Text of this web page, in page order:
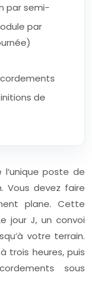
par semi-
par
de
poste de
Vous devez faire
plane. Cette
jour J, un convoi
votre terrain.
trois heures, puis
sous